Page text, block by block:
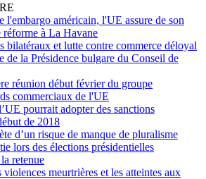
l'embargo américain, l'UE assure de son
réforme à La Havane
bilatéraux et lutte contre commerce déloyal
de la Présidence bulgare du Conseil de
réunion début février du groupe
commerciaux de l'UE
pourrait adopter des sanctions
de 2018
d’un risque de manque de pluralisme
lors des élections présidentielles
retenue
meurtrières et les atteintes aux